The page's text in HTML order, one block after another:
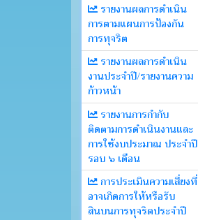
รายงานผลการดำเนิน
การตามแผนการป้องกัน
การทุจริต
รายงานผลการดำเนิน
งานประจำปี/รายงานความ
ก้าวหน้า
รายงานการกำกับ
ติดตามการดำเนินงานและ
การใช้งบประมาณ ประจำปี
รอบ ๖ เดือน
การประเมินความเสี่ยงที่
อาจเกิดการให้หรือรับ
สินบนการทุจริตประจำปี